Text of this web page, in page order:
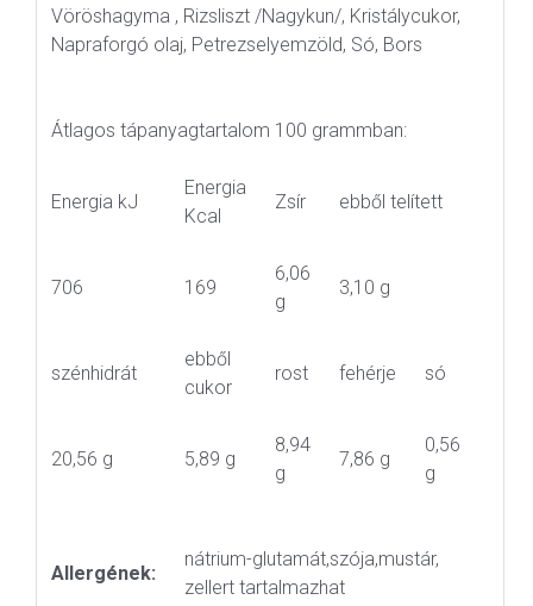
Vöröshagyma , Rizsliszt /Nagykun/, Kristálycukor,
Napraforgó olaj, Petrezselyemzöld, Só, Bors
Átlagos tápanyagtartalom 100 grammban:
Energia kJ
Energia
Kcal
Zsír ebből telített
706 169
6,06
g
3,10 g
szénhidrát
ebből
cukor
rost fehérje só
20,56 g 5,89 g
8,94
g
7,86 g
0,56
g
Allergének:
nátrium-glutamát,szója,mustár,
zellert tartalmazhat